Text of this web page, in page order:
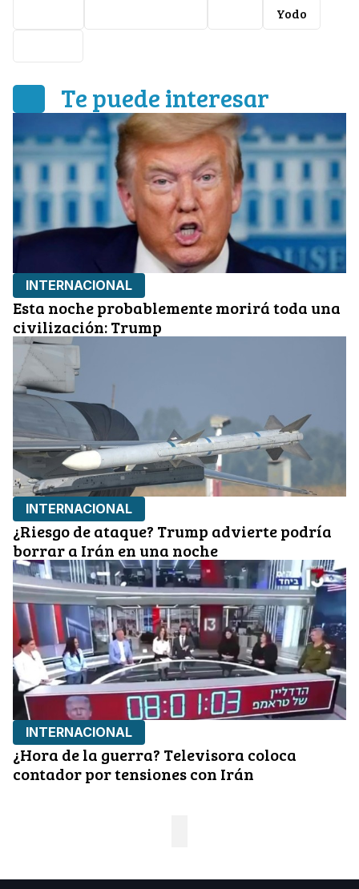
Yodo
Te puede interesar
INTERNACIONAL
Esta noche probablemente morirá toda una
civilización: Trump
INTERNACIONAL
¿Riesgo de ataque? Trump advierte podría
borrar a Irán en una noche
INTERNACIONAL
¿Hora de la guerra? Televisora coloca
contador por tensiones con Irán